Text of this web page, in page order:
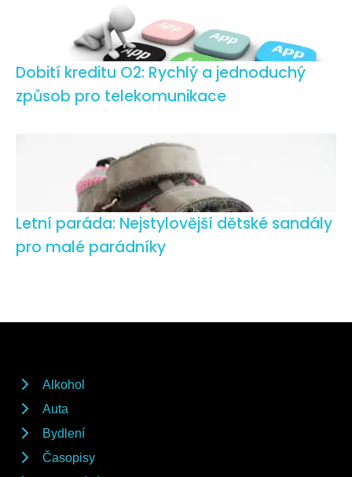
Dobití kreditu O2: Rychlý a jednoduchý
způsob pro telekomunikace
Letní paráda: Nejstylovější dětské sandály
pro malé parádníky
Alkohol
Auta
Bydlení
Časopisy